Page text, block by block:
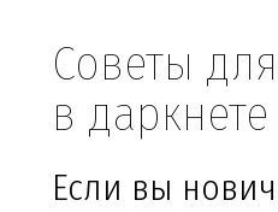
Советы
в даркнете
Если вы